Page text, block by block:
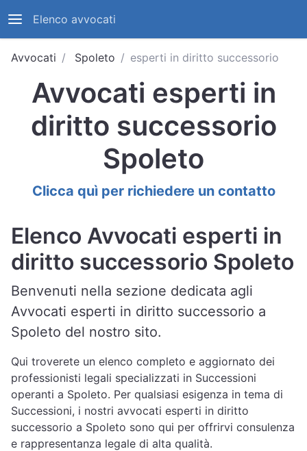
Elenco avvocati
Avvocati Spoleto esperti in diritto successorio
Avvocati esperti in
diritto successorio
Spoleto
Clicca quì per richiedere un contatto
Elenco Avvocati esperti in
diritto successorio Spoleto
Benvenuti nella sezione dedicata agli
Avvocati esperti in diritto successorio a
Spoleto del nostro sito.
Qui troverete un elenco completo e aggiornato dei
professionisti legali specializzati in Successioni
operanti a Spoleto. Per qualsiasi esigenza in tema di
Successioni, i nostri avvocati esperti in diritto
successorio a Spoleto sono qui per offrirvi consulenza
e rappresentanza legale di alta qualità.